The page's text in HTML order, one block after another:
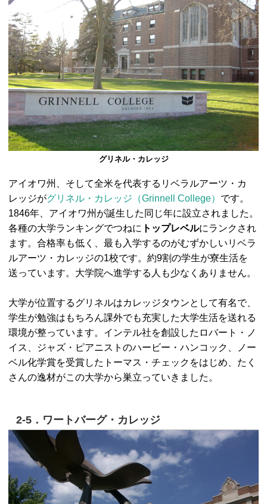
グリネル・カレッジ
アイオワ州、そして全米を代表するリベラルアーツ・カ
レッジがグリネル・カレッジ（Grinnell College） です。
1846年、アイオワ州が誕生した同じ年に設立されました。
各種の大学ランキングでつねに トップレベルにランクされ
ます。合格率も低く、最も入学するのがむずかしいリベラ
ルアーツ・カレッジの1校です。約9割の学生が寮生活を
送っています。大学院へ進学する人も少なくありません。
大学が位置するグリネルはカレッジタウンとして有名で、
学生が勉強はもちろん課外でも充実した大学生活を送れる
環境が整っています。インテル社を創設したロバート・ノ
イス、ジャズ・ピアニストのハービー・ハンコック、ノー
ベル化学賞を受賞したトーマス・チェックをはじめ、たく
さんの逸材がこの大学から巣立っていきました。
2-5．ワートバーグ・カレッジ